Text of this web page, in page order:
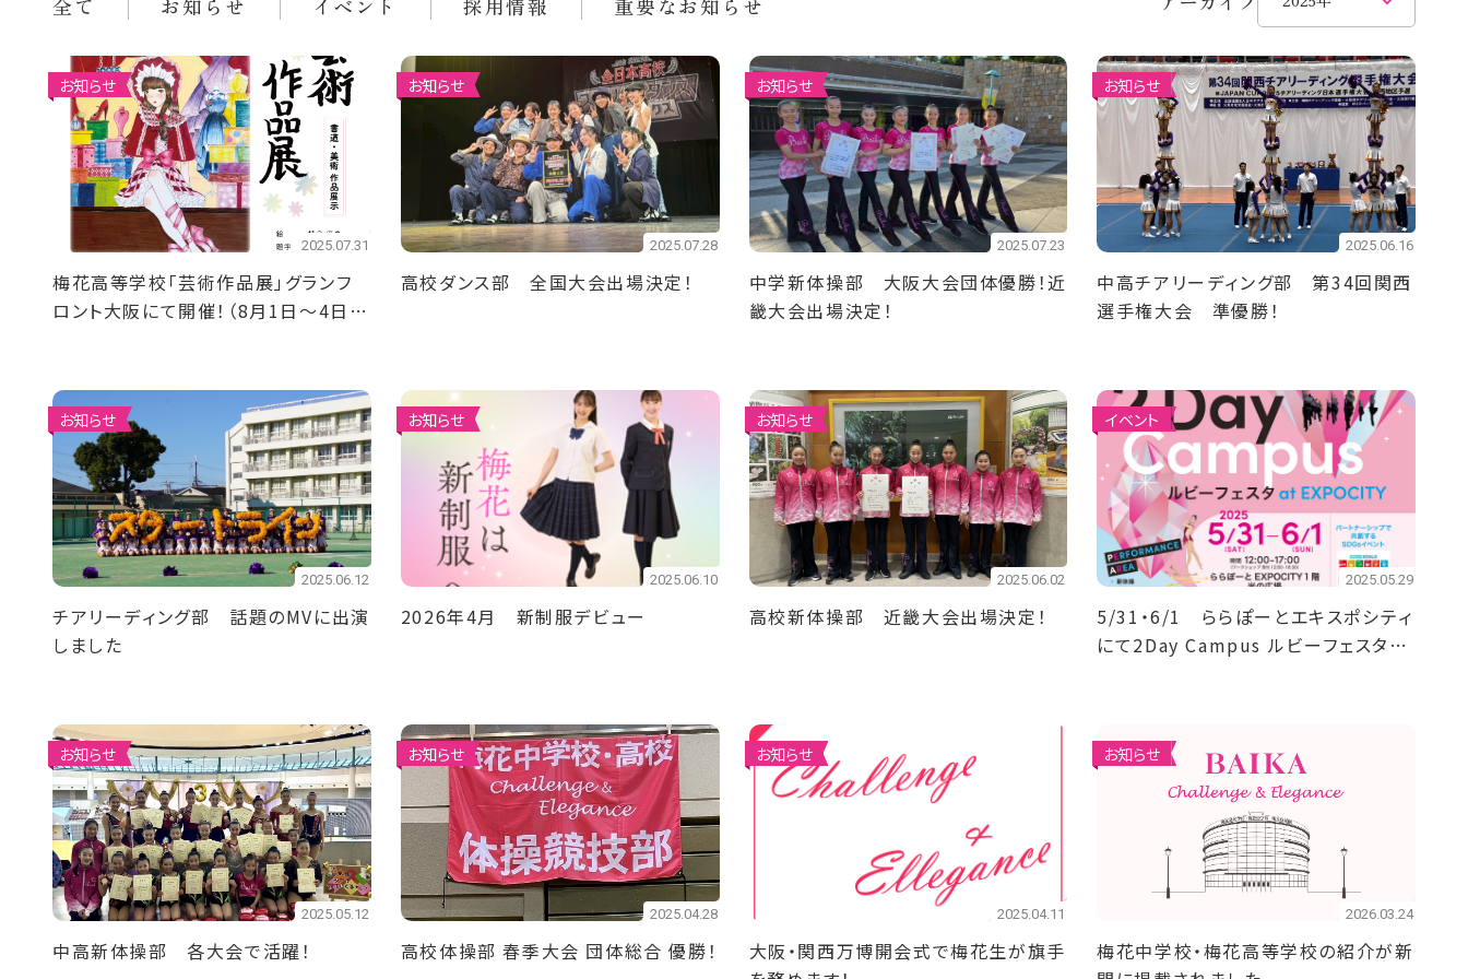
お知らせ
2025.07.31
梅花高等学校「芸術作品展」グランフ
ロント大阪にて開催！（8月1日～4日ま
お知らせ
2025.07.28
高校ダンス部 全国大会出場決定！
お知らせ
2025.07.23
中学新体操部 大阪大会団体優勝！近
畿大会出場決定！
お知らせ
2025.06.16
中高チアリーディング部 第34回関西
選手権大会 準優勝！
お知らせ
2025.06.12
チアリーディング部 話題のMVに出演
しました
お知らせ
2025.06.10
2026年4月 新制服デビュー
お知らせ
2025.06.02
高校新体操部 近畿大会出場決定！
イベント
2025.05.29
5/31・6/1 ららぽーとエキスポシティ
にて2Day Campus ルビーフェスタを
お知らせ
2025.05.12
中高新体操部 各大会で活躍！
お知らせ
2025.04.28
高校体操部 春季大会 団体総合 優勝！
お知らせ
2025.04.11
大阪・関西万博開会式で梅花生が旗手
お知らせ
2026.03.24
梅花中学校・梅花高等学校の紹介が新